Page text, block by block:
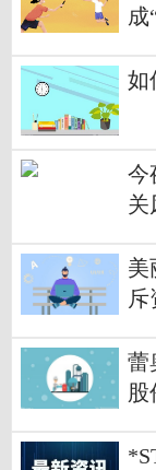
成
如
今
关
美
斥
蕾
股